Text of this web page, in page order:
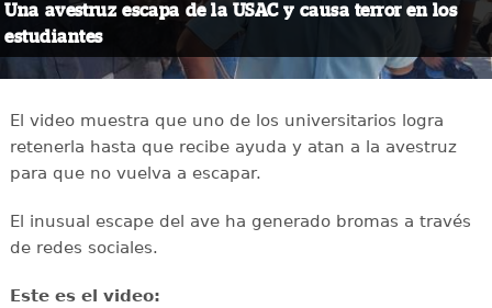
Una avestruz escapa de la USAC y causa terror en los
estudiantes
El video muestra que uno de los universitarios logra
retenerla hasta que recibe ayuda y atan a la avestruz
para que no vuelva a escapar.
El inusual escape del ave ha generado bromas a través
de redes sociales.
Este es el video: